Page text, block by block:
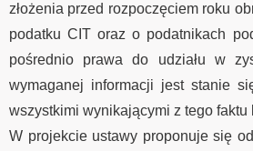
złożenia przed rozpoczęciem roku
podatku CIT oraz o podatnikach
pośrednio prawa do udziału w
wymaganej informacji jest stanie
wszystkimi wynikającymi z tego faktu
W projekcie ustawy proponuje się